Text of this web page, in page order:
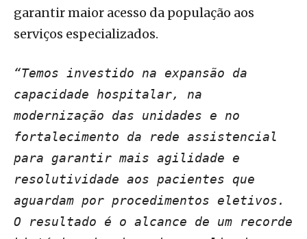
garantir maior acesso da população aos
serviços especializados.
“Temos investido na expansão da
capacidade hospitalar, na
modernização das unidades e no
fortalecimento da rede assistencial
para garantir mais agilidade e
resolutividade aos pacientes que
aguardam por procedimentos eletivos.
O resultado é o alcance de um recorde